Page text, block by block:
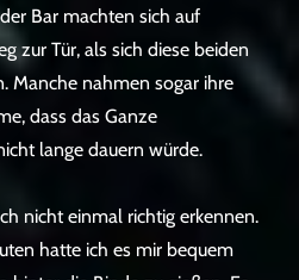
Bar machten sich auf
zur Tür, als sich diese beiden
Manche nahmen sogar ihre
dass das Ganze
lange dauern würde.
nicht einmal richtig erkennen.
hatte ich es mir bequem